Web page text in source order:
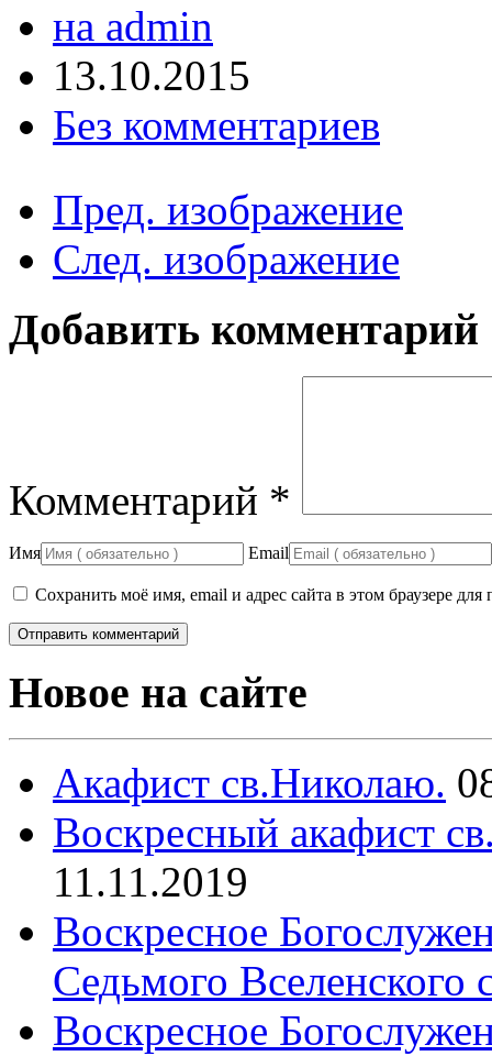
на admin
13.10.2015
Без комментариев
Пред. изображение
След. изображение
Добавить комментарий
Комментарий *
Имя Email
Сохранить моё имя, email и адрес сайта в этом браузере
Новое на сайте
Акафист св.Николаю.
Воскресный акафист
11.11.2019
Воскресное
Седьмого Вселенского
Воскресное